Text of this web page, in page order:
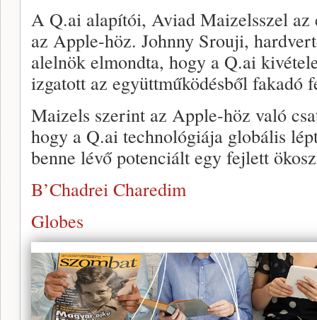
A Q.ai alapítói, Aviad Maizelsszel az
az Apple-höz. Johnny Srouji,
alelnök elmondta, hogy a Q.ai
izgatott az együttműködésből fakadó
Maizels szerint az Apple-höz való
hogy a Q.ai technológiája globális
benne lévő potenciált egy fejlett
B’Chadrei Charedim
Globes